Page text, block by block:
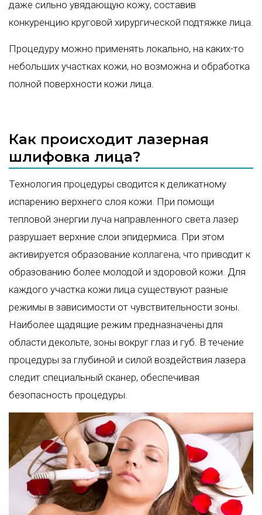
даже сильно увядающую кожу, составив
конкуренцию круговой хирургической подтяжке лица.
Процедуру можно применять локально, на каких-то
небольших участках кожи, но возможна и обработка
полной поверхности кожи лица.
Как происходит лазерная
шлифовка лица?
Технология процедуры сводится к деликатному
испарению верхнего слоя кожи. При помощи
тепловой энергии луча направленного света лазер
разрушает верхние слои эпидермиса. При этом
активируется образование коллагена, что приводит к
образованию более молодой и здоровой кожи. Для
каждого участка кожи лица существуют разные
режимы в зависимости от чувствительности зоны.
Наиболее щадящие режим предназначены для
области декольте, зоны вокруг глаз и губ. В течение
процедуры за глубиной и силой воздействия лазера
следит специальный сканер, обеспечивая
безопасность процедуры.